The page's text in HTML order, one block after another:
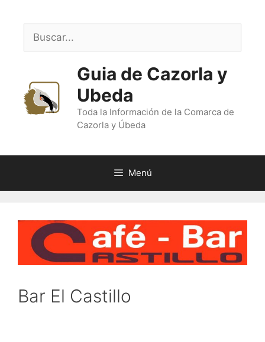
contenido
Buscar:
Guia de Cazorla y
Ubeda
Toda la Información de la Comarca de
Cazorla y Úbeda
Menú
Bar El Castillo